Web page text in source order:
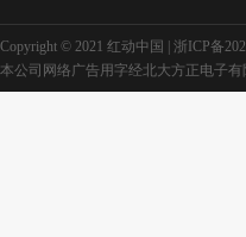
Copyright © 2021 红动中国 | 浙ICP备
本公司网络广告用字经北大方正电子